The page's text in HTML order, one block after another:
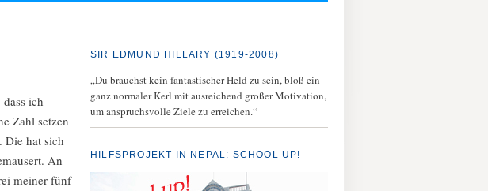
ich
Zahl setzen
Die hat sich
An
meiner fünf
SIR EDMUND HILLARY (1919-2008)
„Du brauchst kein fantastischer Held zu sein, bloß ein
ganz normaler Kerl mit ausreichend großer Motivation,
um anspruchsvolle Ziele zu erreichen.“
HILFSPROJEKT IN NEPAL: SCHOOL UP!